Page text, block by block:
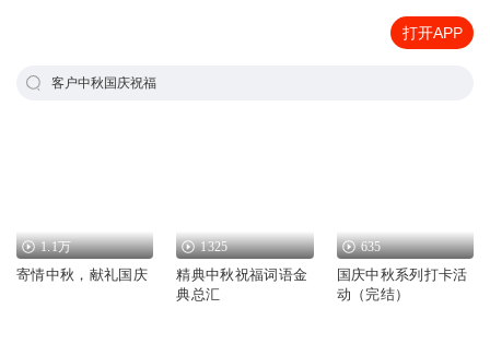
打开APP
客户中秋国庆祝福
1.1万
寄情中秋，献礼国庆
1325
精典中秋祝福词语金
典总汇
635
国庆中秋系列打卡活
动（完结）